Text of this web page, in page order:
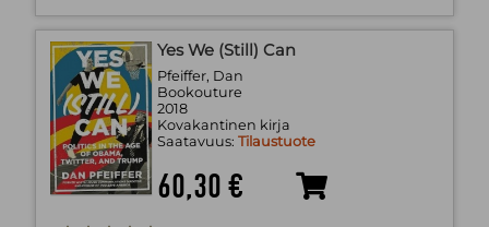
Yes We (Still) Can
Pfeiffer, Dan
Bookouture
2018
Kovakantinen kirja
Saatavuus: Tilaustuote
60,30 €